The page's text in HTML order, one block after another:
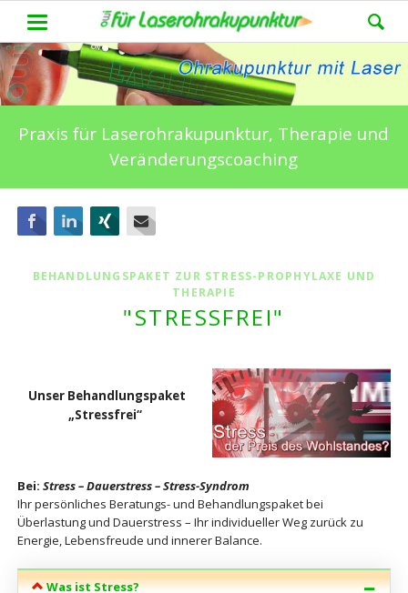
Praxis für Laserohrakupunktur, Therapie und
Veränderungscoaching
FacebookLinkedIn Xing
BEHANDLUNGSPAKET ZUR STRESS-PROPHYLAXE UND
THERAPIE
"STRESSFREI"
Unser Behandlungspaket
„Stressfrei“
Bei: Stress – Dauerstress – Stress-Syndrom
Ihr persönliches Beratungs- und Behandlungspaket bei
Überlastung und Dauerstress – Ihr individueller Weg zurück zu
Energie, Lebensfreude und innerer Balance.
Was ist Stress?